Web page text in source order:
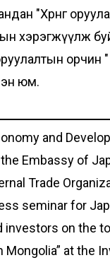
"Хөрөнгө
хэрэгжүүлж
оруулалтын
юм.
and
Embassy of
Trade
seminar for
investors on the
Mongolia” at the